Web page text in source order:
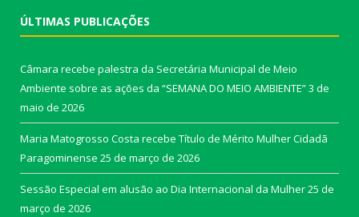
ÚLTIMAS PUBLICAÇÕES
Câmara recebe palestra da Secretária Municipal de Meio
Ambiente sobre as ações da “SEMANA DO MEIO AMBIENTE”3 de
maio de 2026
Maria Matogrosso Costa recebe Título de Mérito Mulher Cidadã
Paragominense 25 de março de 2026
Sessão Especial em alusão ao Dia Internacional da Mulher25 de
março de 2026